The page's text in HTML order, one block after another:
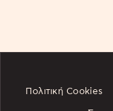
Πολιτική Cookies